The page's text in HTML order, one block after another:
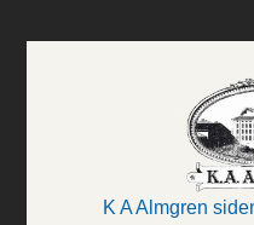
K A Almgren